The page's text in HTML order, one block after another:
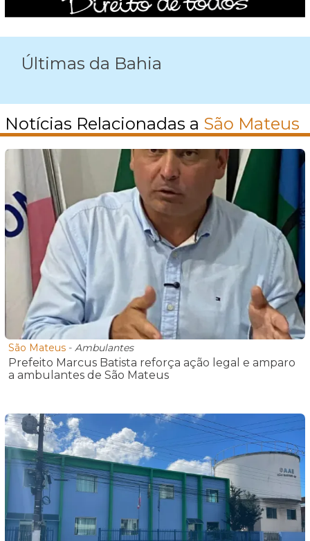
Últimas da Bahia
Notícias Relacionadas a São Mateus
São Mateus - Ambulantes
Prefeito Marcus Batista reforça ação legal e amparo
a ambulantes de São Mateus